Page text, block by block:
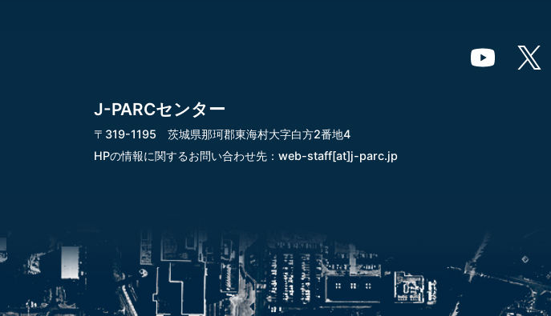
J-PARCセンター
〒319-1195 茨城県那珂郡東海村大字白方2番地4
HPの情報に関するお問い合わせ先： web-staff[at]j-parc.jp